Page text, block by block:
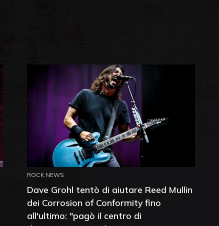
ROCK NEWS
Dave Grohl tentò di aiutare Reed Mullin
dei Corrosion of Conformity fino
all'ultimo: "pagò il centro di